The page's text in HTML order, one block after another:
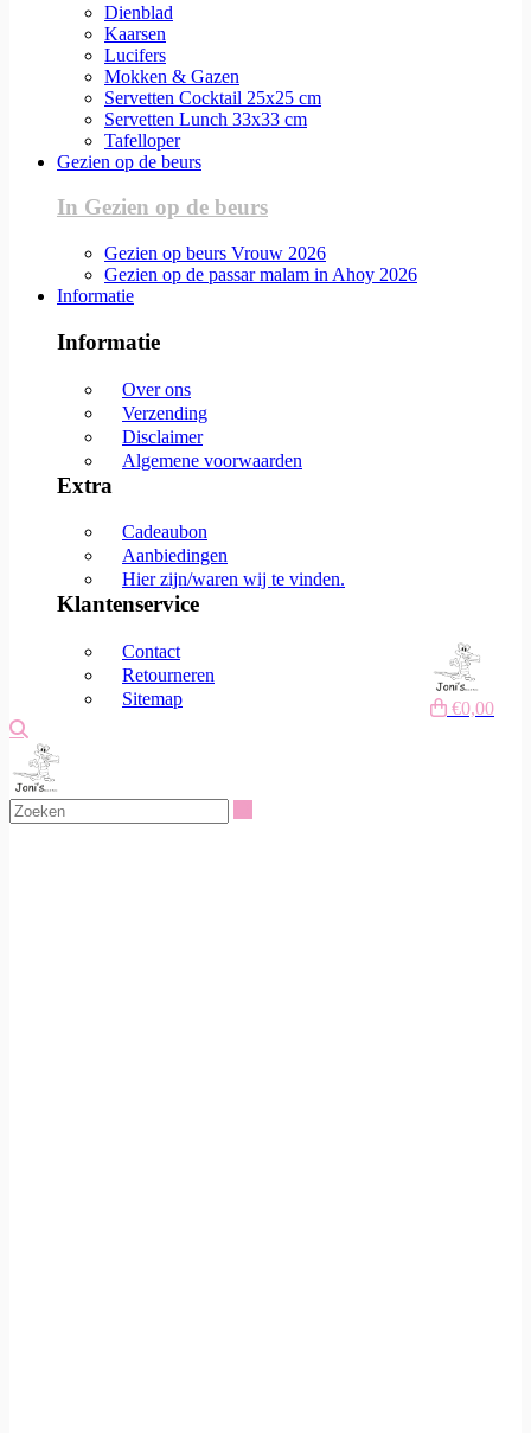
Dienblad
Kaarsen
Lucifers
Mokken & Gazen
Servetten Cocktail 25x25 cm
Servetten Lunch 33x33 cm
Tafelloper
Gezien op de beurs
In Gezien op de beurs
Gezien op beurs Vrouw 2026
Gezien op de passar malam in Ahoy 2026
Informatie
Informatie
Over ons
Verzending
Disclaimer
Algemene voorwaarden
Extra
Cadeaubon
Aanbiedingen
Hier zijn/waren wij te vinden.
Klantenservice
Contact
Retourneren
Sitemap
€0,00